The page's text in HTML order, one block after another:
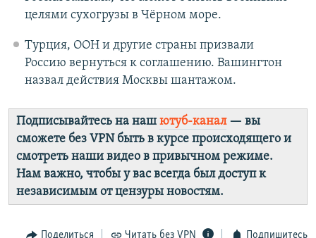
целями сухогрузы в Чёрном море.
Турция, ООН и другие страны призвали
Россию вернуться к соглашению. Вашингтон
назвал действия Москвы шантажом.
Подписывайтесь на наш ютуб-канал— вы
сможете без VPN быть в курсе происходящего и
смотреть наши видео в привычном режиме.
Нам важно, чтобы у вас всегда был доступ к
независимым от цензуры новостям.
Поделиться Читать без VPN Подпишитесь